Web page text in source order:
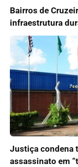
Bairros de
infraestrutura
Justiça condena
assassinato em